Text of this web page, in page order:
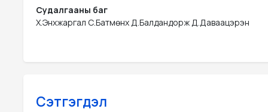
Судалгааны баг
Х.Энхжаргал С.Батмөнх Д.Балдандорж Д.Даваацэрэн
Сэтгэгдэл